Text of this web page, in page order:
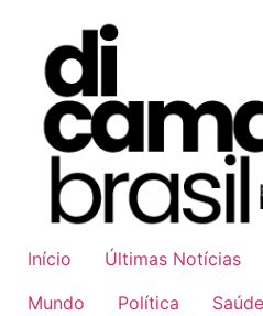
conteúdo
Início Últimas Notícias
Mundo
Política Saúde